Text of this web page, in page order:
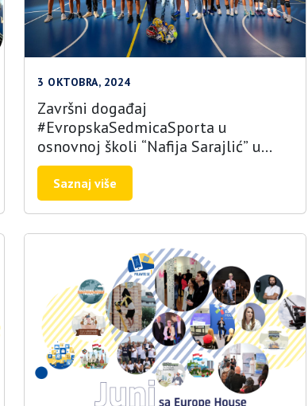
3 OKTOBRA, 2024
Završni događaj
#EvropskaSedmicaSporta u
osnovnoj školi “Nafija Sarajlić” u
Sarajevu
Saznaj više